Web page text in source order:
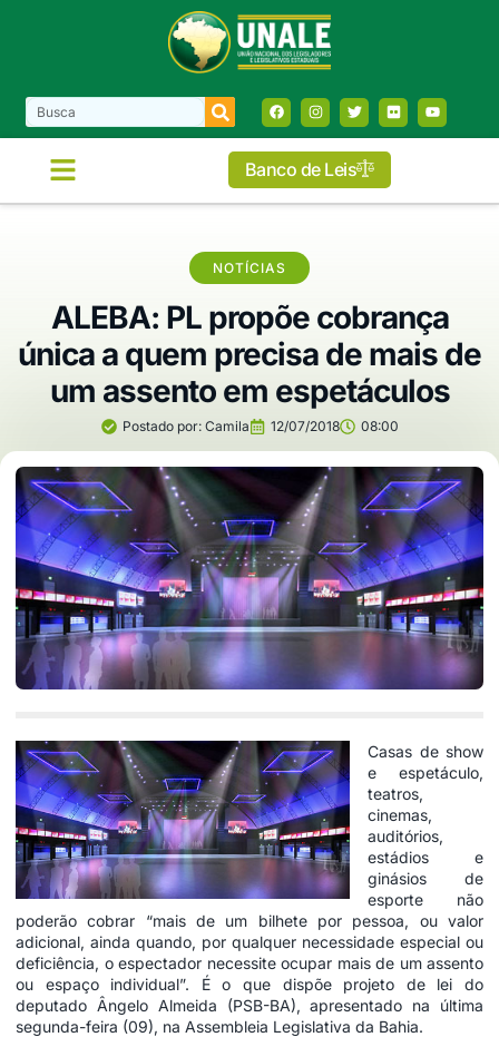
Banco de Leis
NOTÍCIAS
ALEBA: PL propõe cobrança
única a quem precisa de mais de
um assento em espetáculos
Postado por:Camila 12/07/2018 08:00
Casas de show
e espetáculo,
teatros,
cinemas,
auditórios,
estádios e
ginásios de
esporte não
poderão cobrar “mais de um bilhete por pessoa, ou valor
adicional, ainda quando, por qualquer necessidade especial ou
deficiência, o espectador necessite ocupar mais de um assento
ou espaço individual”. É o que dispõe projeto de lei do
deputado Ângelo Almeida (PSB-BA), apresentado na última
segunda-feira (09), na Assembleia Legislativa da Bahia.